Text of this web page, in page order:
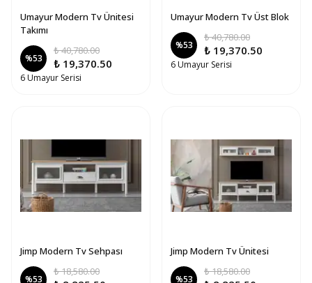
Umayur Modern Tv Ünitesi
Takımı
%53
₺ 40,780.00
₺ 19,370.50
6 Umayur Serisi
Umayur Modern Tv Üst Blok
%53
₺ 40,780.00
₺ 19,370.50
6 Umayur Serisi
Jimp Modern Tv Sehpası
%53
₺ 18,580.00
Jimp Modern Tv Ünitesi
%53
₺ 18,580.00